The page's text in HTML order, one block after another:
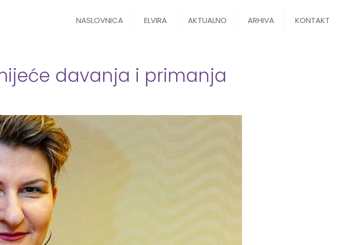
NASLOVNICA ELVIRA AKTUALNO ARHIVA KONTAKT
davanja i primanja